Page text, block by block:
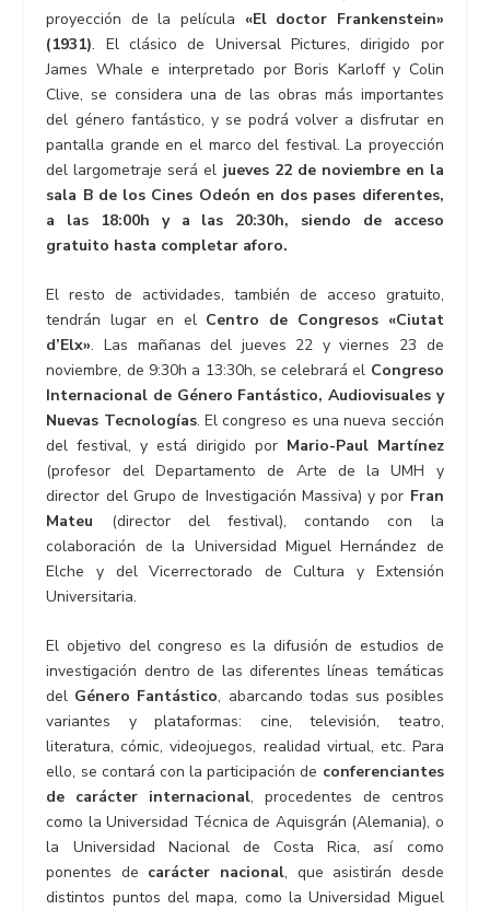
proyección de la película «El doctor Frankenstein»
(1931). El clásico de Universal Pictures, dirigido por
James Whale e interpretado por Boris Karloff y Colin
Clive, se considera una de las obras más importantes
del género fantástico, y se podrá volver a disfrutar en
pantalla grande en el marco del festival. La proyección
del largometraje será el jueves 22 de noviembre en la
sala B de los Cines Odeón en dos pases diferentes,
a las 18:00h y a las 20:30h, siendo de acceso
gratuito hasta completar aforo.
El resto de actividades, también de acceso gratuito,
tendrán lugar en el Centro de Congresos «Ciutat
d’Elx». Las mañanas del jueves 22 y viernes 23 de
noviembre, de 9:30h a 13:30h, se celebrará el Congreso
Internacional de Género Fantástico, Audiovisuales y
Nuevas Tecnologías. El congreso es una nueva sección
del festival, y está dirigido por Mario-Paul Martínez
(profesor del Departamento de Arte de la UMH y
director del Grupo de Investigación Massiva) y por Fran
Mateu (director del festival), contando con la
colaboración de la Universidad Miguel Hernández de
Elche y del Vicerrectorado de Cultura y Extensión
Universitaria.
El objetivo del congreso es la difusión de estudios de
investigación dentro de las diferentes líneas temáticas
del Género Fantástico, abarcando todas sus posibles
variantes y plataformas: cine, televisión, teatro,
literatura, cómic, videojuegos, realidad virtual, etc. Para
ello, se contará con la participación de conferenciantes
de carácter internacional, procedentes de centros
como la Universidad Técnica de Aquisgrán (Alemania), o
la Universidad Nacional de Costa Rica, así como
ponentes de carácter nacional, que asistirán desde
distintos puntos del mapa, como la Universidad Miguel